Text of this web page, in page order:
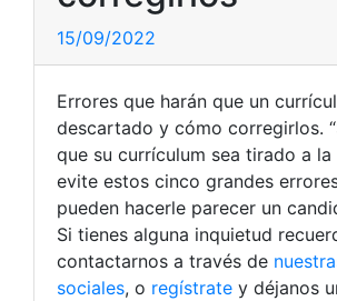
15/09/2022
Errores que harán que un
descartado y cómo corregirlos.
que su currículum sea tirado a la
evite estos cinco grandes
pueden hacerle parecer un
Si tienes alguna inquietud
contactarnos a través de
sociales, o regístrate y déjanos